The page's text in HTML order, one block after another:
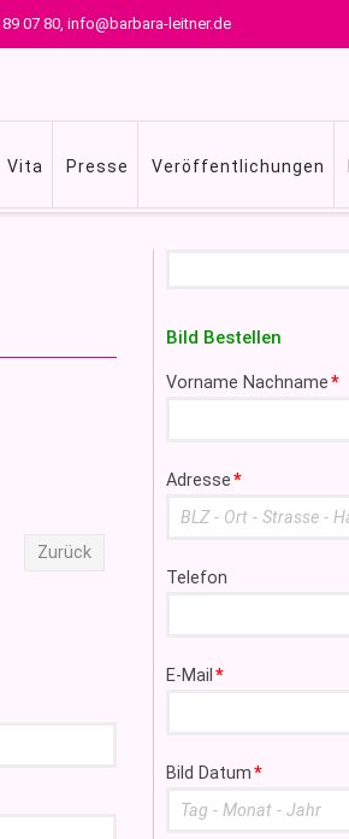
07 80, info@barbara-leitner.de
Vita Presse Veröffentlichungen
Zurück
Bild Bestellen
Pflichtfeld
Vorname Nachname*
Pflichtfeld
Adresse*
Telefon
Pflichtfeld
E-Mail *
Pflichtfeld
Bild Datum*